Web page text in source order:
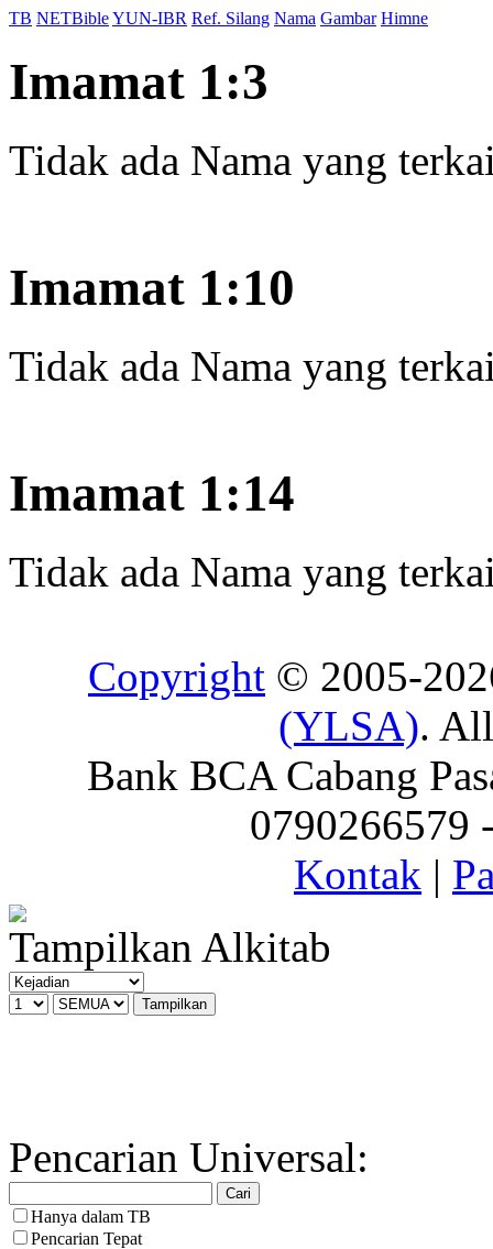
TB NETBibleYUN-IBR Ref. Silang Nama Gambar Himne
Imamat 1:3
Tidak ada Nama yang
Imamat 1:10
Tidak ada Nama yang
Imamat 1:14
Tidak ada Nama yang
Copyright © 2005-
(YLSA).
Bank BCA Cabang
0790266579
Kontak |
Tampilkan Alkitab
Pencarian Universal:
Hanya dalam TB
Pencarian Tepat